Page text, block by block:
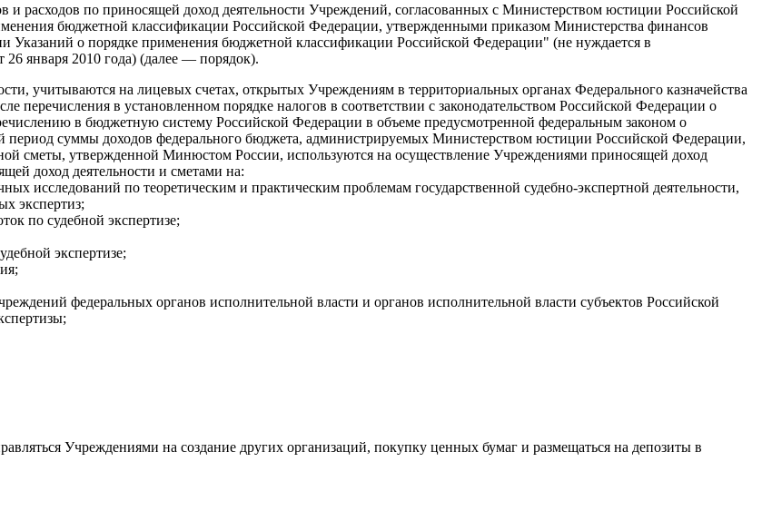
и расходов по приносящей доход деятельности Учреждений, согласованных с Министерством юстиции Российской
бюджетной классификации Российской Федерации, утвержденными приказом Министерства финансов
о порядке применения бюджетной классификации Российской Федерации" (не нуждается в
января 2010 года) (далее — порядок).
учитываются на лицевых счетах, открытых Учреждениям в территориальных органах Федерального казначейства
перечисления в установленном порядке налогов в соответствии с законодательством Российской Федерации о
в бюджетную систему Российской Федерации в объеме предусмотренной федеральным законом о
суммы доходов федерального бюджета, администрируемых Министерством юстиции Российской Федерации,
сметы, утвержденной Минюстом России, используются на осуществление Учреждениями приносящей доход
доход деятельности и сметами на:
исследований по теоретическим и практическим проблемам государственной судебно-экспертной деятельности,
экспертиз;
по судебной экспертизе;
экспертизе;
федеральных органов исполнительной власти и органов исполнительной власти субъектов Российской
Учреждениями на создание других организаций, покупку ценных бумаг и размещаться на депозиты в